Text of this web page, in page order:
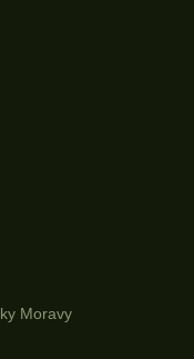
Moravy